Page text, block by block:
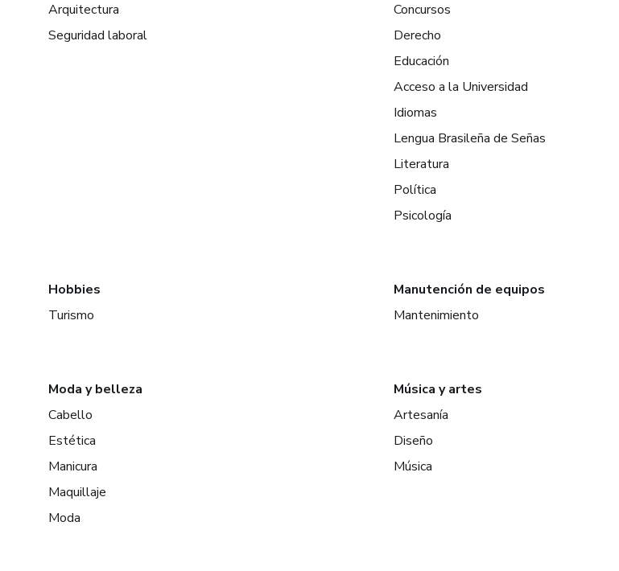
Arquitectura
Seguridad laboral
Concursos
Derecho
Educación
Acceso a la Universidad
Idiomas
Lengua Brasileña de Señas
Literatura
Política
Psicología
Hobbies
Turismo
Manutención de equipos
Mantenimiento
Moda y belleza
Cabello
Estética
Manicura
Maquillaje
Moda
Música y artes
Artesanía
Diseño
Música